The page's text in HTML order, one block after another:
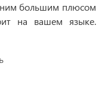
большим плюсом
на вашем языке.